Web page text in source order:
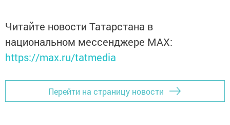
Читайте новости Татарстана в
национальном мессенджере MАХ:
https://max.ru/tatmedia
Перейти на страницу новости